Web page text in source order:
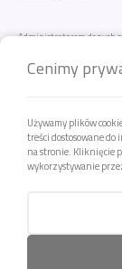
Cenimy
Używamy plików
treści dostosowane
na stronie. Kliknięcie
wykorzystywanie
Administratorem danych
dotyczących Twoich
Elektronicznej –
poprzez
TTCIJ-18.
Więcej – w Zasadach
pozabankowych
rankingu pożyczek